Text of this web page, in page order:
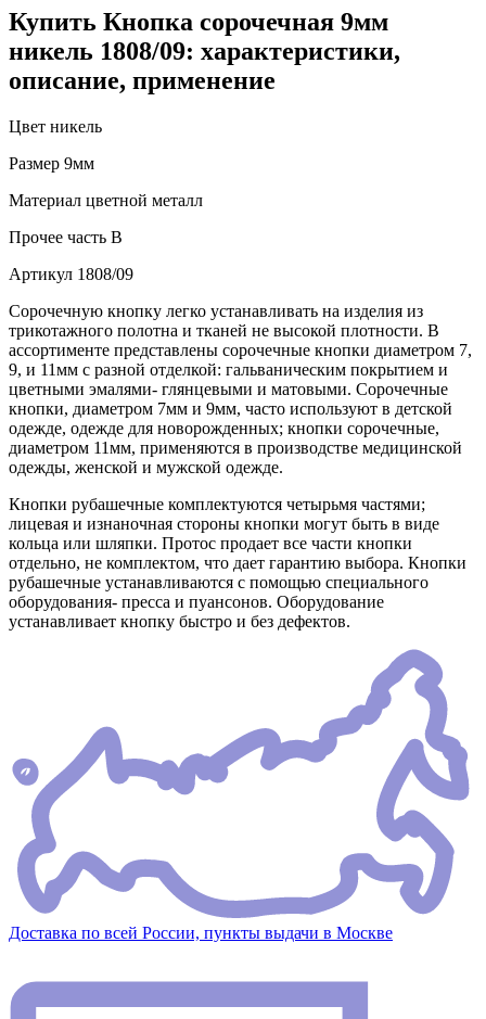
Купить Кнопка сорочечная 9мм
никель 1808/09: характеристики,
описание, применение
Цвет никель
Размер 9мм
Материал цветной металл
Прочее часть В
Артикул 1808/09
Сорочечную кнопку легко устанавливать на изделия из
трикотажного полотна и тканей не высокой плотности. В
ассортименте представлены сорочечные кнопки диаметром 7,
9, и 11мм с разной отделкой: гальваническим покрытием и
цветными эмалями- глянцевыми и матовыми. Сорочечные
кнопки, диаметром 7мм и 9мм, часто используют в детской
одежде, одежде для новорожденных; кнопки сорочечные,
диаметром 11мм, применяются в производстве медицинской
одежды, женской и мужской одежде.
Кнопки рубашечные комплектуются четырьмя частями;
лицевая и изнаночная стороны кнопки могут быть в виде
кольца или шляпки. Протос продает все части кнопки
отдельно, не комплектом, что дает гарантию выбора. Кнопки
рубашечные устанавливаются с помощью специального
оборудования- пресса и пуансонов. Оборудование
устанавливает кнопку быстро и без дефектов.
Доставка по всей России, пункты выдачи в Москве